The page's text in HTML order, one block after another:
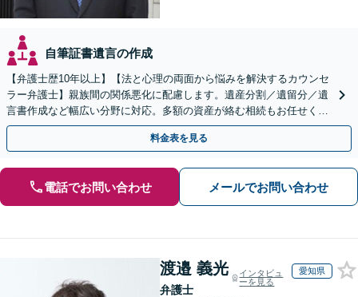
自筆証書遺言の作成
【弁護士歴10年以上】【法と心理の両面から悩みを解決するカウンセ
ラー弁護士】親族間の関係悪化に配慮します。遺産分割／遺留分／遺
言書作成など幅広い分野に対応。多額の資産が絡む相続もお任せくだ
さい。【夜間・休日の相談可能】【駐車場完備】
料金表を見る
電話でお問い合わせ メールでお問い合わせ
渡邉 義光
弁護士
インタビュ
ーを見る
愛知県